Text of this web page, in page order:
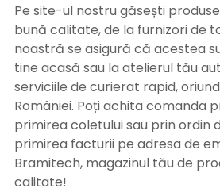
Pe site-ul nostru găsești
bună calitate, de la furnizori de
noastră se asigură că acestea
tine acasă sau la atelierul tău
serviciile de curierat rapid,
României. Poți achita comanda
primirea coletului sau prin ordin
primirea facturii pe adresa de
Bramitech, magazinul tău de
calitate!